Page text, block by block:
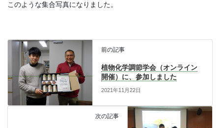
このような集合写真になりました。
前の記事
植物化学調節学会（オンライン
開催）に、参加しました
2021年11月22日
次の記事